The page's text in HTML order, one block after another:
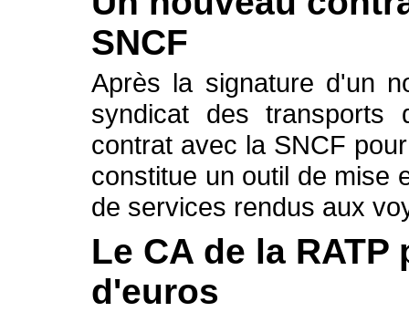
SNCF
Après la signature d'un
syndicat des transports
contrat avec la SNCF
constitue un outil de mise
de services rendus aux
Le CA de la
d'euros